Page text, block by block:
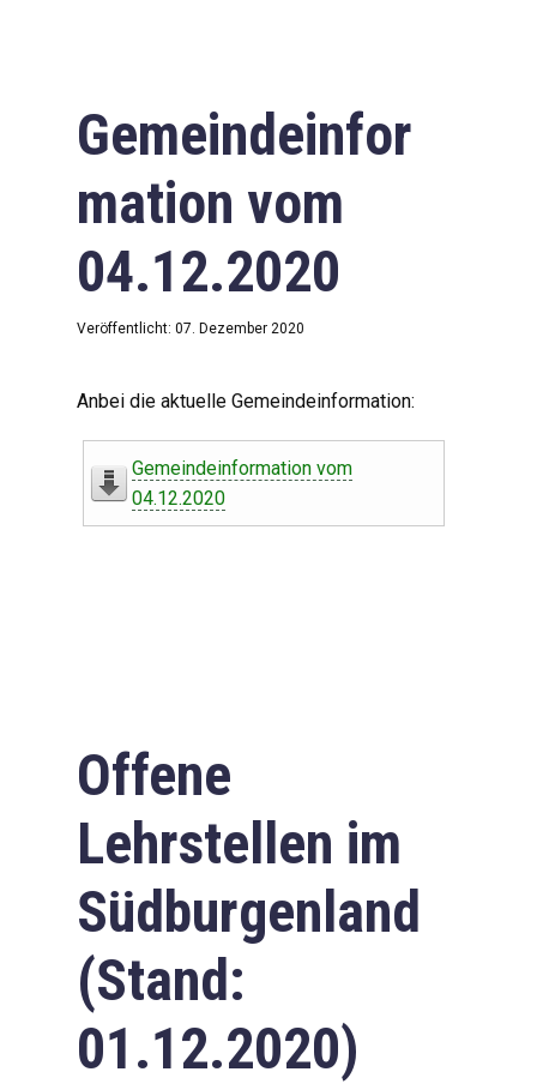
Gemeindeinfor
mation vom
04.12.2020
Veröffentlicht: 07. Dezember 2020
Anbei die aktuelle Gemeindeinformation:
Gemeindeinformation vom
04.12.2020
Offene
Lehrstellen im
Südburgenland
(Stand:
01.12.2020)